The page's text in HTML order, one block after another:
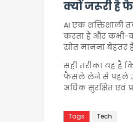
क्यों जरूरी है
AI एक शक्तिशाली
करता है और कभी-
स्रोत मानना बेहतर
सही तरीका यह है
फैसले लेने से पहले
अधिक सुरक्षित एवं
Tags Tech